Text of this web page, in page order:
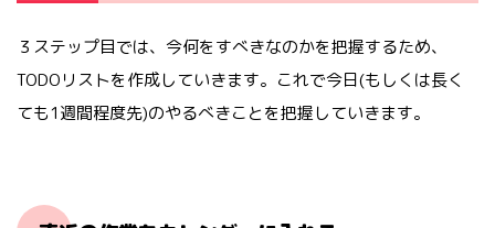
３ステップ目では、今何をすべきなのかを把握するため、
TODOリストを作成していきます。これで今日(もしくは長く
ても1週間程度先)のやるべきことを把握していきます。